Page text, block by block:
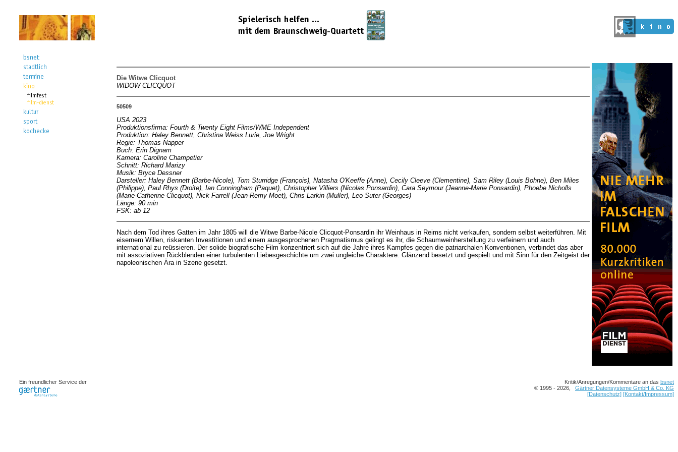
Die Witwe Clicquot
WIDOW CLICQUOT
50509
USA 2023
Produktionsfirma: Fourth & Twenty Eight Films/WME Independent
Produktion: Haley Bennett, Christina Weiss Lurie, Joe Wright
Regie: Thomas Napper
Buch: Erin Dignam
Kamera: Caroline Champetier
Schnitt: Richard Marizy
Musik: Bryce Dessner
Darsteller: Haley Bennett (Barbe-Nicole), Tom Sturridge (François), Natasha O'Keeffe (Anne), Cecily Cleeve (Clementine), Sam Riley (Louis Bohne), Ben Miles
(Philippe), Paul Rhys (Droite), Ian Conningham (Paquet), Christopher Villiers (Nicolas Ponsardin), Cara Seymour (Jeanne-Marie Ponsardin), Phoebe Nicholls
(Marie-Catherine Clicquot), Nick Farrell (Jean-Remy Moet), Chris Larkin (Muller), Leo Suter (Georges)
Länge: 90 min
FSK: ab 12
Nach dem Tod ihres Gatten im Jahr 1805 will die Witwe Barbe-Nicole Clicquot-Ponsardin ihr Weinhaus in Reims nicht verkaufen, sondern selbst weiterführen. Mit
eisernem Willen, riskanten Investitionen und einem ausgesprochenen Pragmatismus gelingt es ihr, die Schaumweinherstellung zu verfeinern und auch
international zu reüssieren. Der solide biografische Film konzentriert sich auf die Jahre ihres Kampfes gegen die patriarchalen Konventionen, verbindet das aber
mit assoziativen Rückblenden einer turbulenten Liebesgeschichte um zwei ungleiche Charaktere. Glänzend besetzt und gespielt und mit Sinn für den Zeitgeist der
napoleonischen Ära in Szene gesetzt.
Ein freundlicher Service der Kritik/Anregungen/Kommentare an das bsnet
© 1995 - 2026, Gärtner Datensysteme GmbH & Co. KG
[Datenschutz] [Kontakt/Impressum]